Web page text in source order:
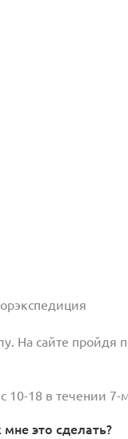
На сайте пройдя
10-18 в течении
это сделать?